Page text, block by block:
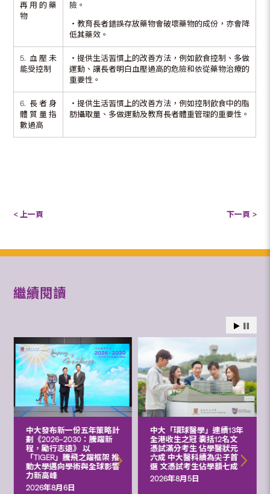
再用的藥
物
險。
‧教育長者錯誤存放藥物會破壞藥物的成份，亦會降
低其藥效。
5. 血壓未
能受控制
‧提供生活習慣上的改善方法，例如飲食控制、多做
運動、讓長者明白血壓過高的危險和依從藥物治療的
重要性。
6. 長者身
體質量指
數過高
‧提供生活習慣上的改善方法，例如控制飲食中的脂
肪攝取量、多做運動及教育長者體重管理的重要性。
< 上一頁 下一頁 >
繼續閱讀
中大發布新一份五年策略計
劃《2026‒2030：騰躍新
程，勵行志遠》 以
「TIGER」騰飛之躍框架 推
動大學邁向學術與全球影響
力新高峰
2026年8月6日
中大「環球醫學」連續13年
全港收生之冠 囊括12名文
憑試滿分考生 佔學醫狀元
六成 中大醫科續為尖子首
選 文憑試考生佔學額七成
2026年8月5日